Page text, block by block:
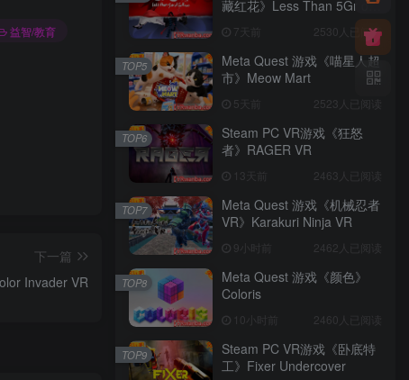
益智/教育
下一篇
Invader VR
藏红花》Less Than 5Gr of
7天前 2530人已阅读
Meta Quest 游戏《喵星人超
市》Meow Mart
5天前 2523人已阅读
TOP5
Steam PC VR游戏《狂怒
者》RAGER VR
13天前 2463人已阅读
TOP6
Meta Quest 游戏《机械忍者
VR》Karakuri Ninja VR
9小时前 2462人已阅读
TOP7
Meta Quest 游戏《颜色》
Coloris
10小时前 2460人已阅读
TOP8
Steam PC VR游戏《卧底特
工》Fixer Undercover
TOP9